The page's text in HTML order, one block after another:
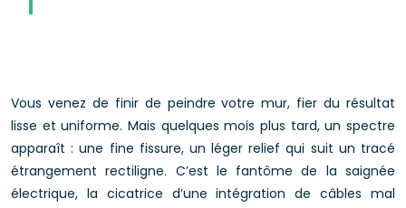
Vous venez de finir de peindre votre mur, fier du résultat
lisse et uniforme. Mais quelques mois plus tard, un spectre
apparaît : une fine fissure, un léger relief qui suit un tracé
étrangement rectiligne. C’est le fantôme de la saignée
électrique, la cicatrice d’une intégration de câbles mal